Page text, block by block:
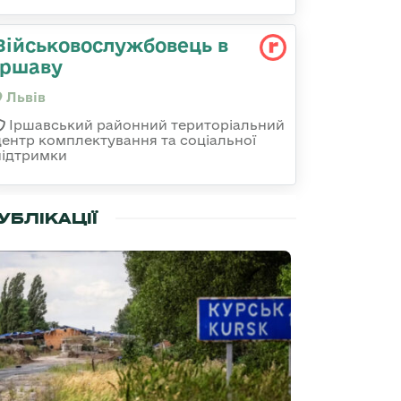
в
Львів
Іршавський районний територіальний
комплектування та соціальної